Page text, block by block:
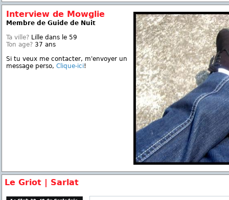
Interview de Mowglie
Membre de Guide de Nuit
Ta ville? Lille dans le 59
Ton age? 37 ans
Si tu veux me contacter, m'envoyer un
message perso, Clique-ici!
Le Griot | Sarlat